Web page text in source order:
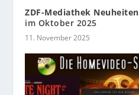
ZDF-Mediathek Neuheiten
im Oktober 2025
11. November 2025